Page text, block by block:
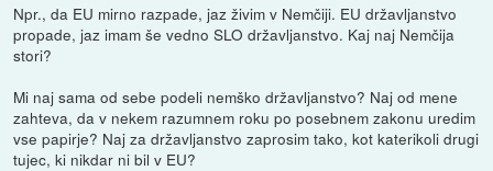
Npr., da EU mirno razpade, jaz živim v Nemčiji. EU državljanstvo
propade, jaz imam še vedno SLO državljanstvo. Kaj naj Nemčija
stori?
Mi naj sama od sebe podeli nemško državljanstvo? Naj od mene
zahteva, da v nekem razumnem roku po posebnem zakonu uredim
vse papirje? Naj za državljanstvo zaprosim tako, kot katerikoli drugi
tujec, ki nikdar ni bil v EU?